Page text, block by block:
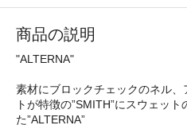
商品の説明
"ALTERNA"
素材にブロックチェックのネル
トが特徴の”SMITH”にスウェッ
た”ALTERNA”